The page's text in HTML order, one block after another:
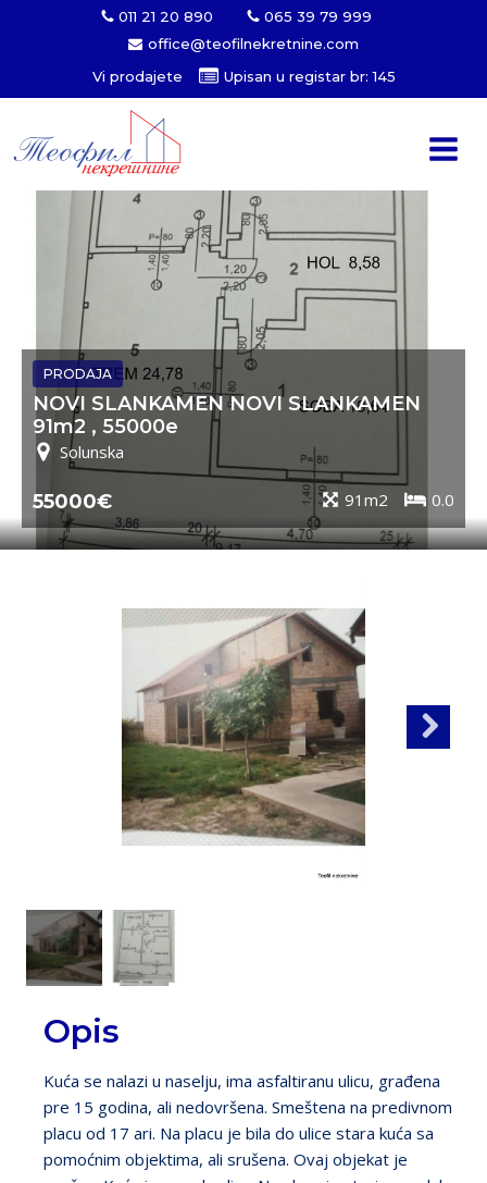
011 21 20 890
065 39 79 999
office@teofilnekretnine.com
Vi prodajete
Upisan u registar br: 145
PRODAJA
NOVI SLANKAMEN NOVI SLANKAMEN
91m2 , 55000e
Solunska
55000€ 91m2 0.0
Opis
Kuća se nalazi u naselju, ima asfaltiranu ulicu, građena
pre 15 godina, ali nedovršena. Smeštena na predivnom
placu od 17 ari. Na placu je bila do ulice stara kuća sa
pomoćnim objektima, ali srušena. Ovaj objekat je